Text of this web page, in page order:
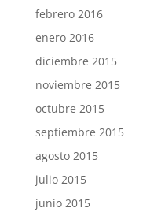
febrero 2016
enero 2016
diciembre 2015
noviembre 2015
octubre 2015
septiembre 2015
agosto 2015
julio 2015
junio 2015